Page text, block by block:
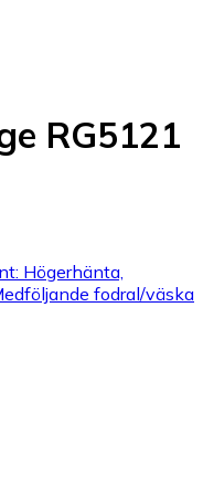
RG5121
Högerhänta,
fodral/väska